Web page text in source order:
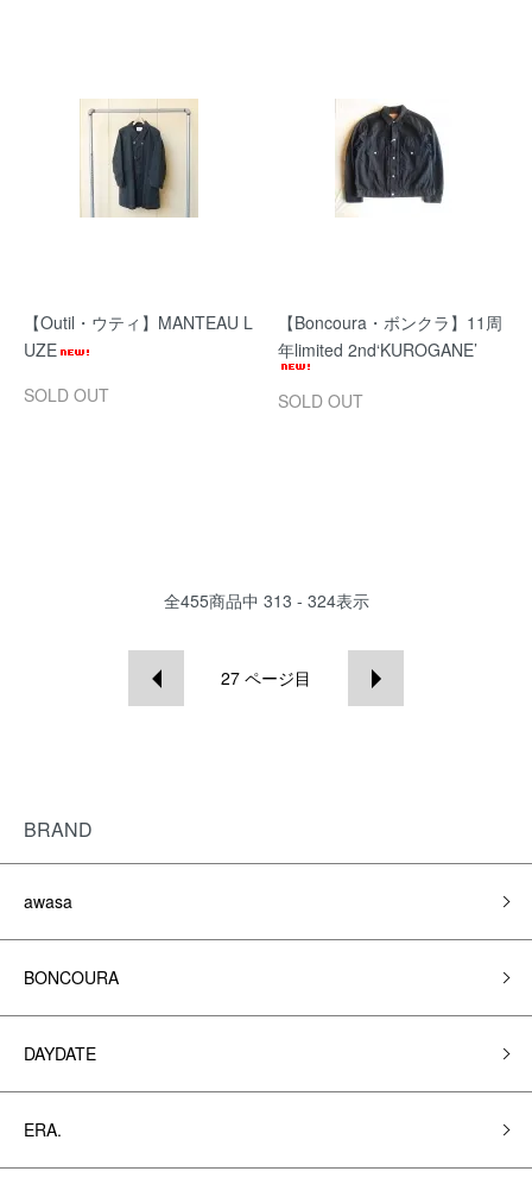
【Outil・ウティ】MANTEAU L
UZE
SOLD OUT
【Boncoura・ボンクラ】11周
年limited 2nd‘KUROGANE’
SOLD OUT
全455商品中 313 - 324表示
27 ページ目
BRAND
awasa
BONCOURA
DAYDATE
ERA.